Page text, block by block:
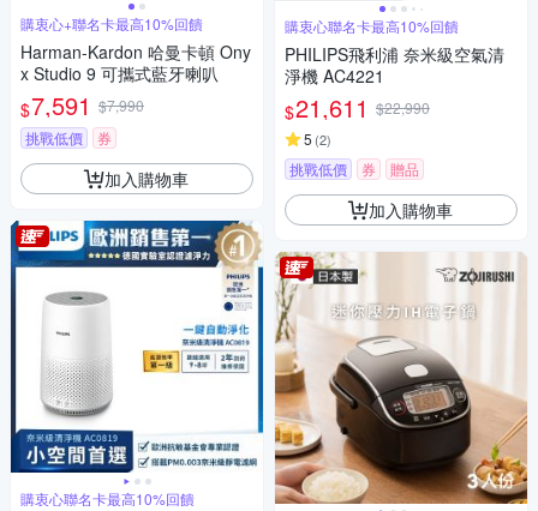
購衷心+聯名卡最高10%回饋
Harman-Kardon 哈曼卡頓 Ony
x Studio 9 可攜式藍牙喇叭
$7,591 $7,990
挑戰低價
券
加入購物車
購衷心聯名卡最高10%回饋
購衷心聯名卡最高10%回饋
PHILIPS飛利浦 奈米級空氣清
淨機 AC4221
$21,611 $22,990
5 (2)
挑戰低價 券 贈品
加入購物車